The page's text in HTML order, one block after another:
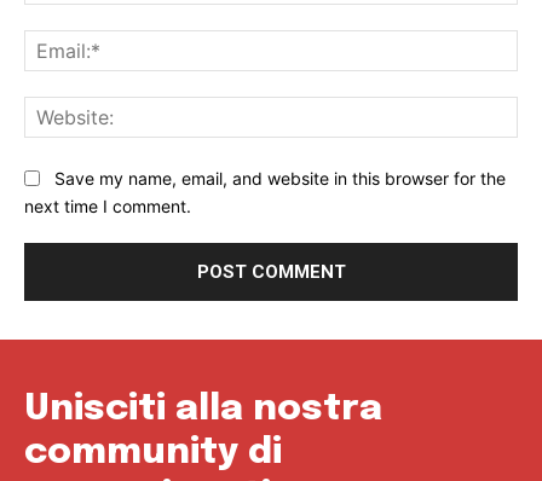
Save my name, email, and website in this browser for the
next time I comment.
Unisciti alla nostra
community di